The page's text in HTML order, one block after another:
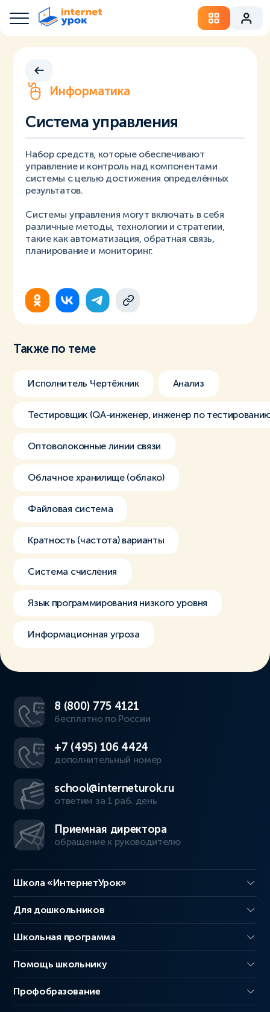
Информатика
Система управления
Набор средств, которые обеспечивают
управление и контроль над компонентами
системы с целью достижения определённых
результатов.
Системы управления могут включать в себя
различные методы, технологии и стратегии,
такие как автоматизация, обратная связь,
планирование и мониторинг.
Также по теме
Исполнитель Чертёжник Анализ
Тестировщик (QA-инженер, инженер по
Оптоволоконные линии связи
Облачное хранилище (облако)
Файловая система
Кратность (частота) варианты
Система счисления
Язык программирования низкого уровня
Информационная угроза
8 (800) 775 4121
бесплатно по России
+7 (495) 106 4424
дополнительный номер
school@interneturok.ru
ответим за 1 раб. день
Приемная директора
обращение к руководителю
Школа «ИнтернетУрок»
Для дошкольников
Школьная программа
Помощь школьнику
Профобразование